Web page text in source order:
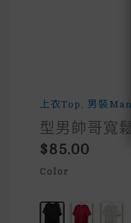
上衣Top, 男裝Man
型男帥哥寬
$85.00
Color